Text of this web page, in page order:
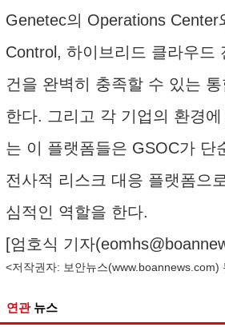
Genetec의 Operations Center
Control, 하이브리드 클라우드
건을 완벽히 충족할 수 있는
한다. 그리고 각 기업의 환경
는 이 플랫폼들은 GSOC가 단
전사적 리스크 대응 플랫폼으
심적인 역할을 한다.
[엄호식 기자(
<저작권자: 보안뉴스(www.boannews.com)
연관 뉴스